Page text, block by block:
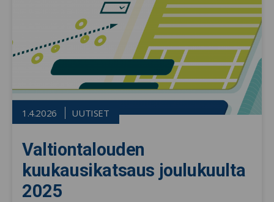
1.4.2026 UUTISET
Valtiontalouden
kuukausikatsaus joulukuulta
2025